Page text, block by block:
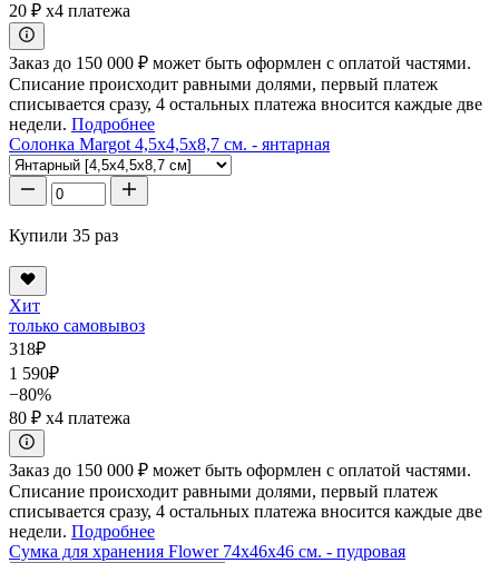
20 ₽ x4 платежа
Заказ до 150 000 ₽ может быть оформлен с оплатой частями.
Списание происходит равными долями, первый платеж
списывается сразу, 4 остальных платежа вносится каждые две
недели. Подробнее
Солонка Margot 4,5x4,5x8,7 см. - янтарная
Купили 35 раз
Хит
только самовывоз
318₽
1 590₽
−80%
80 ₽ x4 платежа
Заказ до 150 000 ₽ может быть оформлен с оплатой частями.
Списание происходит равными долями, первый платеж
списывается сразу, 4 остальных платежа вносится каждые две
недели. Подробнее
Сумка для хранения Flower 74x46x46 см. - пудровая